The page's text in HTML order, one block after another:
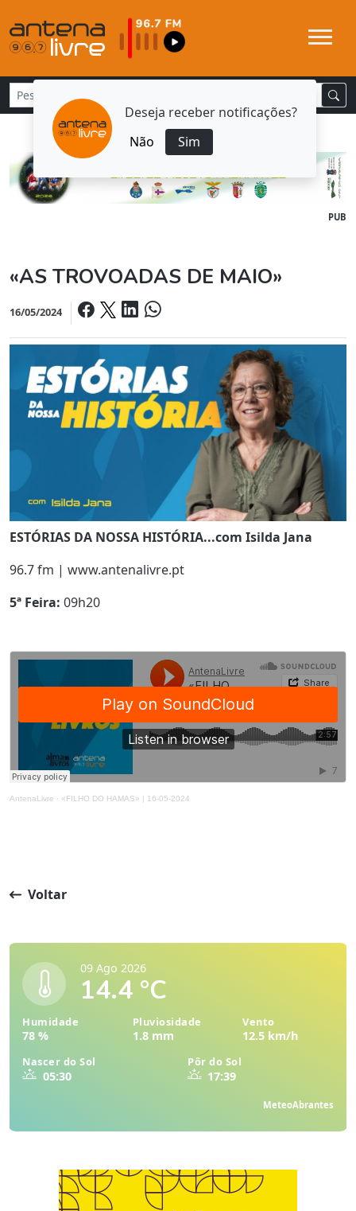
Deseja receber notificações?
Não
Sim
PUB
«AS TROVOADAS DE MAIO»
16/05/2024
ESTÓRIAS DA NOSSA HISTÓRIA...com Isilda Jana
96.7 fm | www.antenalivre.pt
5ª Feira: 09h20
AntenaLivre · «FILHO DO HAMAS» | 16-05-2024
Voltar
09 Ago 2026
14.4 °C
Humidade
78 %
Pluviosidade
1.8 mm
Vento
12.5 km/h
Nascer do Sol
05:30
Pôr do Sol
17:39
MeteoAbrantes